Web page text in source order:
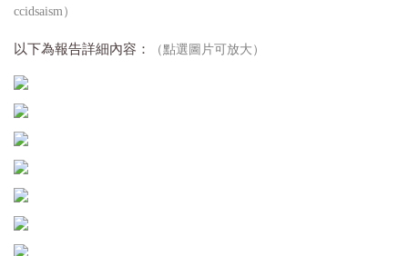
ccidsaism）
以下為報告詳細內容： （點選圖片可放大）